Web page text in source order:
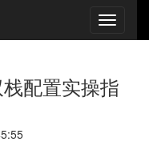
配置实操指